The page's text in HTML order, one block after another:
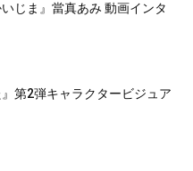
いじま』當真あみ 動画インタ
』第2弾キャラクタービジュア